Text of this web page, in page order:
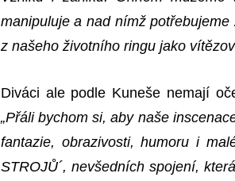
manipuluje a nad nímž
z našeho životního ringu jako
Diváci ale podle Kuneše nemají
„Přáli bychom si, aby naše
fantazie, obrazivosti, humoru i
STROJŮ´, nevšedních spojení,